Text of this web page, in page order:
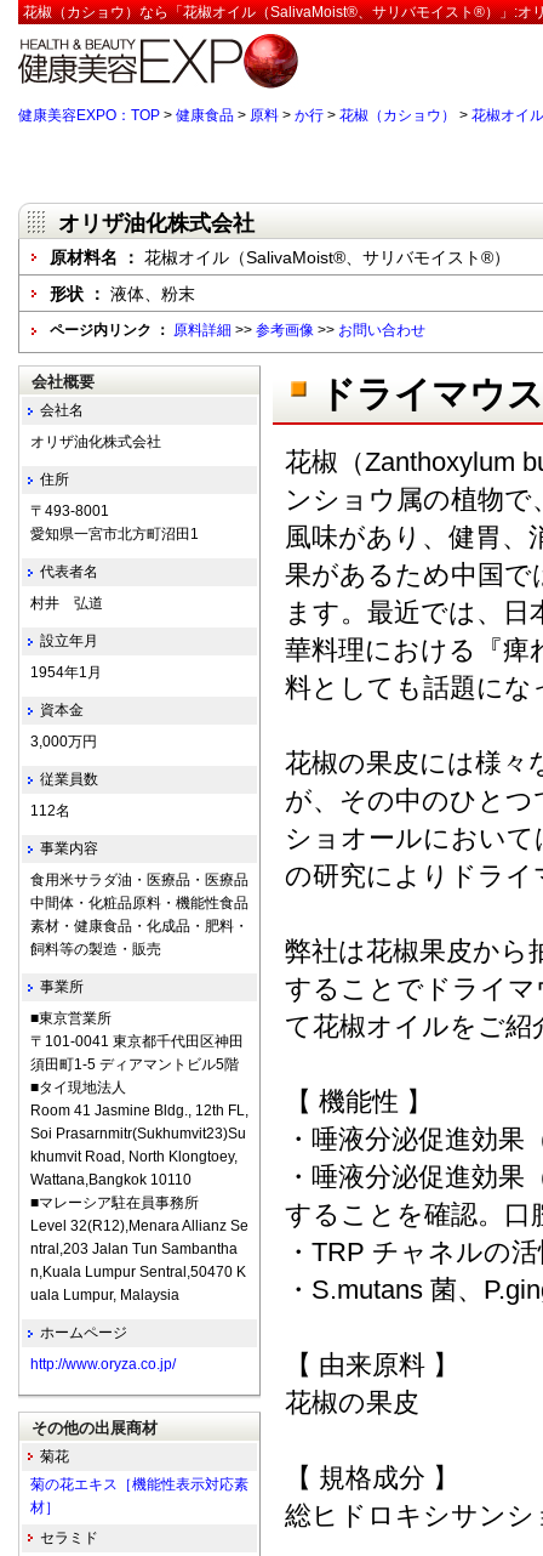
花椒（カショウ）なら「花椒オイル（SalivaMoist®、サリバモイスト®）」:オ
健康美容EXPO：TOP > 健康食品 > 原料 > か行 > 花椒（カショウ） > 花椒オイ
オリザ油化株式会社
原材料名 ： 花椒オイル（SalivaMoist®、サリバモイスト®）
形状 ： 液体、粉末
ページ内リンク ： 原料詳細 >> 参考画像 >> お問い合わせ
ドライマウ
花椒（Zanthoxylum
ンショウ属の植物
風味があり、健胃、
果があるため中国で
ます。最近では、日
華料理における『痺
料としても話題にな
花椒の果皮には様々
が、その中のひと
ショオールにおい
の研究によりドラ
弊社は花椒果皮から
することでドライ
て花椒オイルをご紹
【 機能性 】
・唾液分泌促進効果
・唾液分泌促進効
することを確認。口
・TRP チャネルの
・S.mutans 菌、
【 由来原料 】
花椒の果皮
【 規格成分 】
総ヒドロキシサンシ
会社概要
会社名
オリザ油化株式会社
住所
〒493-8001
愛知県一宮市北方町沼田1
代表者名
村井 弘道
設立年月
1954年1月
資本金
3,000万円
従業員数
112名
事業内容
食用米サラダ油・医療品・医療品
中間体・化粧品原料・機能性食品
素材・健康食品・化成品・肥料・
飼料等の製造・販売
事業所
■東京営業所
〒101-0041 東京都千代田区神田
須田町1-5 ディアマントビル5階
■タイ現地法人
Room 41 Jasmine Bldg., 12th FL,
Soi Prasarnmitr(Sukhumvit23)Su
khumvit Road, North Klongtoey,
Wattana,Bangkok 10110
■マレーシア駐在員事務所
Level 32(R12),Menara Allianz Se
ntral,203 Jalan Tun Sambantha
n,Kuala Lumpur Sentral,50470 K
uala Lumpur, Malaysia
ホームページ
http://www.oryza.co.jp/
その他の出展商材
菊花
菊の花エキス［機能性表示対応素
材］
セラミド